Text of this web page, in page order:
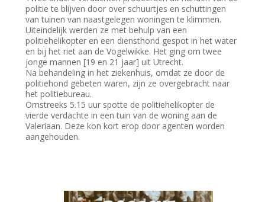
politie te blijven door over schuurtjes en schuttingen
van tuinen van naastgelegen woningen te klimmen.
Uiteindelijk werden ze met behulp van een
politiehelikopter en een diensthond gespot in het water
en bij het riet aan de Vogelwikke. Het ging om twee
jonge mannen [19 en 21 jaar] uit Utrecht.
Na behandeling in het ziekenhuis, omdat ze door de
politiehond gebeten waren, zijn ze overgebracht naar
het politiebureau.
Omstreeks 5.15 uur spotte de politiehelikopter de
vierde verdachte in een tuin van de woning aan de
Valeriaan. Deze kon kort erop door agenten worden
aangehouden.